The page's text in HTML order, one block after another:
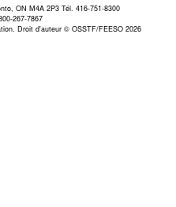
ON M4A 2P3 Tél. 416-751-8300
267-7867
Droit d'auteur © OSSTF/FEESO 2026